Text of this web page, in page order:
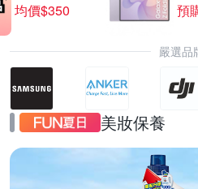
均價$350
預
嚴選品
美妝保養